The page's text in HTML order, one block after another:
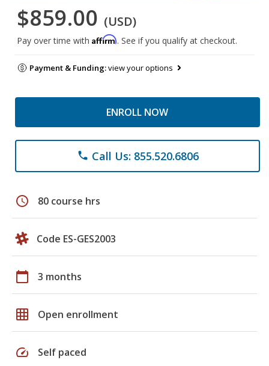
$859.00 (USD)
Pay over time with Affirm. See if you qualify at checkout.
Payment & Funding:view your options
ENROLL NOW
phone Call Us: 855.520.6806
schedule 80 course hrs
Code ES-GES2003
calendar_today 3 months
grid_on Open enrollment
speed Self paced